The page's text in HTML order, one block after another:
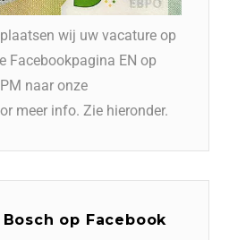
wij uw vacature op
Facebookpagina EN op
naar onze
meer info. Zie hieronder.
op Facebook